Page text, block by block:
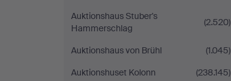
Auktionshaus Stuber's
Hammerschlag
(2.520)
Auktionshaus von Brühl
(1.045)
Auktionshuset Kolonn
(238.145)